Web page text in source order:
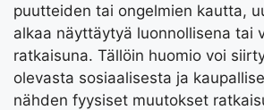
puutteiden tai ongelmien kautta,
alkaa näyttäytyä luonnollisena tai
ratkaisuna. Tällöin huomio voi
olevasta sosiaalisesta ja
nähden fyysiset muutokset